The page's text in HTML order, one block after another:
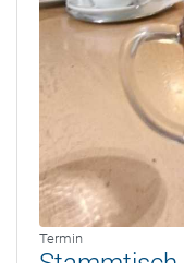
Termin